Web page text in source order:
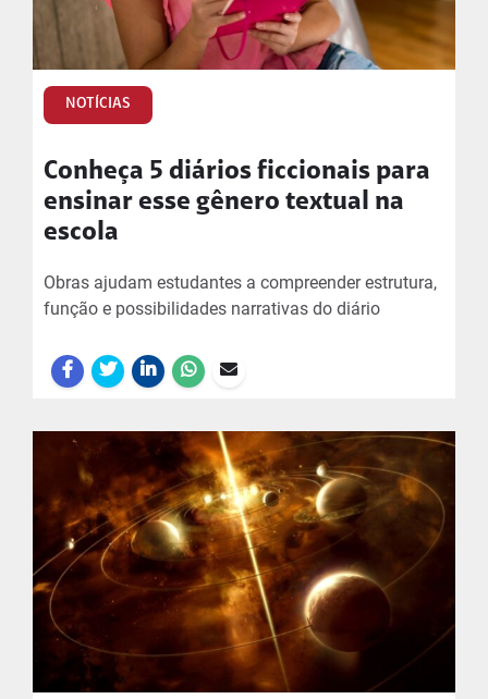
NOTÍCIAS
Conheça 5 diários ficcionais para
ensinar esse gênero textual na
escola
Obras ajudam estudantes a compreender estrutura,
função e possibilidades narrativas do diário